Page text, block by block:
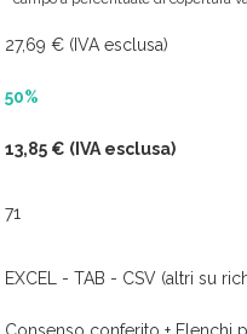
27,69 € (IVA esclusa)
50%
13,85 € (IVA esclusa)
71
EXCEL - TAB - CSV (altri su